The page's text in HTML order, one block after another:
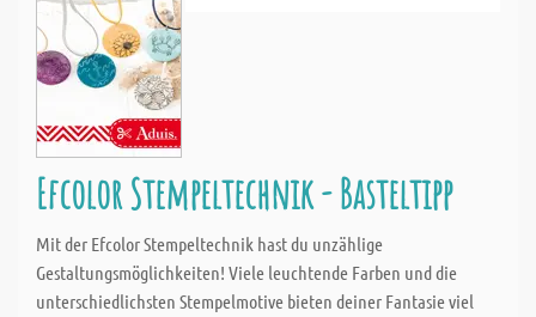
Efcolor Stempeltechnik - Basteltipp
Mit der Efcolor Stempeltechnik hast du unzählige
Gestaltungsmöglichkeiten! Viele leuchtende Farben und die
unterschiedlichsten Stempelmotive bieten deiner Fantasie viel